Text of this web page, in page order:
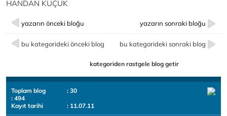
HANDAN KÜÇÜK
yazarın önceki bloğu yazarın sonraki bloğu
bu kategorideki önceki blog bu kategorideki sonraki blog
kategoriden rastgele blog getir
Toplam blog
: 30
: 494
Kayıt tarihi
: 11.07.11